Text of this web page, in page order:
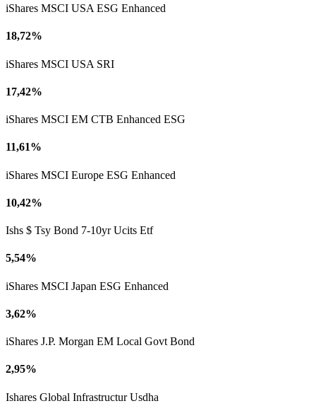
iShares MSCI USA ESG Enhanced
18,72%
iShares MSCI USA SRI
17,42%
iShares MSCI EM CTB Enhanced ESG
11,61%
iShares MSCI Europe ESG Enhanced
10,42%
Ishs $ Tsy Bond 7-10yr Ucits Etf
5,54%
iShares MSCI Japan ESG Enhanced
3,62%
iShares J.P. Morgan EM Local Govt Bond
2,95%
Ishares Global Infrastructur Usdha